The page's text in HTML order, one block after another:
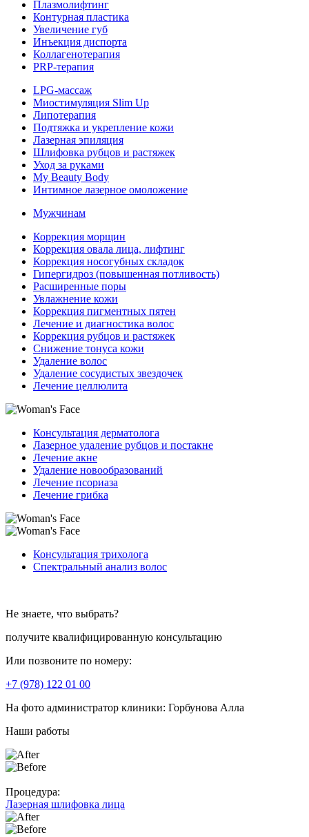
Плазмолифтинг
Контурная пластика
Увеличение губ
Инъекция диспорта
Коллагенотерапия
PRP-терапия
LPG-массаж
Миостимуляция Slim Up
Липотерапия
Подтяжка и укрепление кожи
Лазерная эпиляция
Шлифовка рубцов и растяжек
Уход за руками
My Beauty Body
Интимное лазерное омоложение
Мужчинам
Коррекция морщин
Коррекция овала лица, лифтинг
Коррекция носогубных складок
Гипергидроз (повышенная потливость)
Расширенные поры
Увлажнение кожи
Коррекция пигментных пятен
Лечение и диагностика волос
Коррекция рубцов и растяжек
Снижение тонуса кожи
Удаление волос
Удаление сосудистых звездочек
Лечение целлюлита
Консультация дерматолога
Лазерное удаление рубцов и постакне
Лечение акне
Удаление новообразований
Лечение псориаза
Лечение грибка
Консультация трихолога
Спектральный анализ волос
Не знаете, что выбрать?
получите квалифицированную консультацию
Или позвоните по номеру:
+7 (978) 122 01 00
На фото администратор клиники: Горбунова Алла
Наши работы
Процедура:
Лазерная шлифовка лица